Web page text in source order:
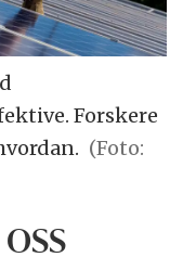
Forskere
(Foto: